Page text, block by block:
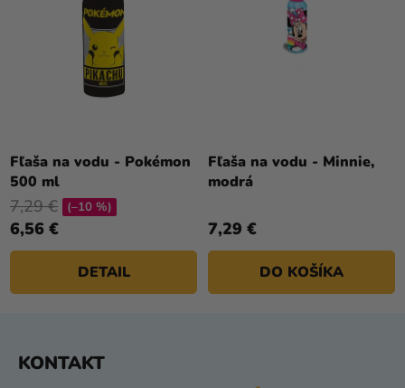
Fľaša na vodu - Pokémon
500 ml
6,56 €
7,29 € (–10 %)
DETAIL
Fľaša na vodu - Minnie,
modrá
7,29 €
DO KOŠÍKA
KONTAKT